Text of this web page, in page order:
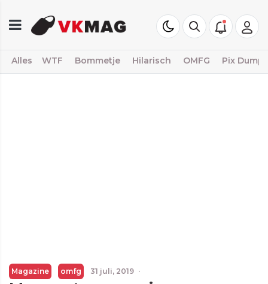
Alles WTF Bommetje Hilarisch OMFG Pix Dump
Magazine omfg 31 juli, 2019 ·